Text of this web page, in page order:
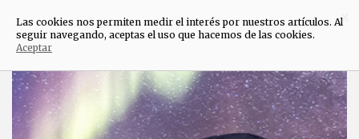
Saltar
contenido
×
Las cookies nos permiten medir el interés por nuestros artículos. Al
seguir navegando, aceptas el uso que hacemos de las cookies.
Aceptar